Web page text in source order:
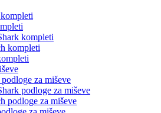
kompleti
kompleti
za miševe
podloge za miševe
podloge za miševe